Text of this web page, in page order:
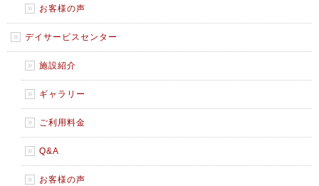
お客様の声
デイサービスセンター
施設紹介
ギャラリー
ご利用料金
Q&A
お客様の声